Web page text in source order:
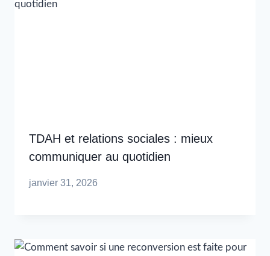
TDAH et relations sociales : mieux
communiquer au quotidien
janvier 31, 2026